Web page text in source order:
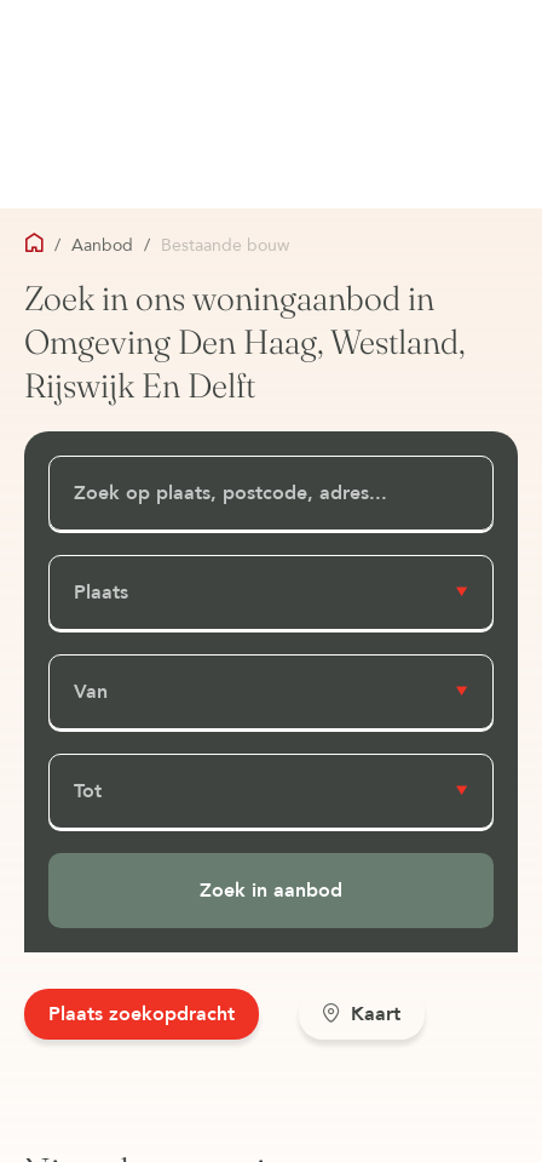
/ Aanbod / Bestaande bouw
Zoek in ons woningaanbod in
Omgeving Den Haag, Westland,
Rijswijk En Delft
Plaats
Van
Tot
Plaats zoekopdracht Kaart